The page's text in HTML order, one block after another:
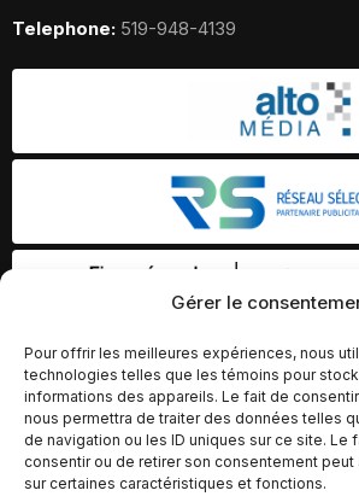
Gérer le
Pour offrir les meilleures expériences, nous
technologies telles que les témoins pour
informations des appareils. Le fait de
nous permettra de traiter des données telles
de navigation ou les ID uniques sur ce site. Le
consentir ou de retirer son consentement
sur certaines caractéristiques et fonctions.
Telephone: 519-948-4139